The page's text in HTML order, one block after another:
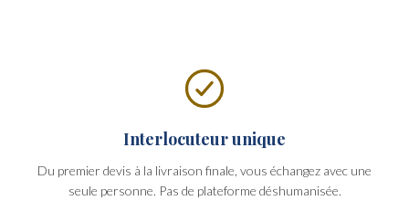
Interlocuteur unique
Du premier devis à la livraison finale, vous échangez avec une
seule personne. Pas de plateforme déshumanisée.